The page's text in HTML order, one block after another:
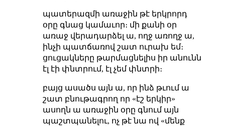
պատերազմի առաջին թէ երկրորդ
օրը գնաց կամաւոր։ մի քանի օր
առաջ վերադարձել ա, ողջ առողջ ա,
ինչի պատճառով շատ ուրախ եմ։
ցուցակները թարմացնելիս իր անունն
էլ էի փնտրում, էլ չեմ փնտրի։
բայց ասածս այն ա, որ ինձ թւում ա
շատ բնութագրող որ «էշ երկիր»
ասողն ա առաջին օրը գնում այն
պաշտպանելու, ոչ թէ նա ով «մենք